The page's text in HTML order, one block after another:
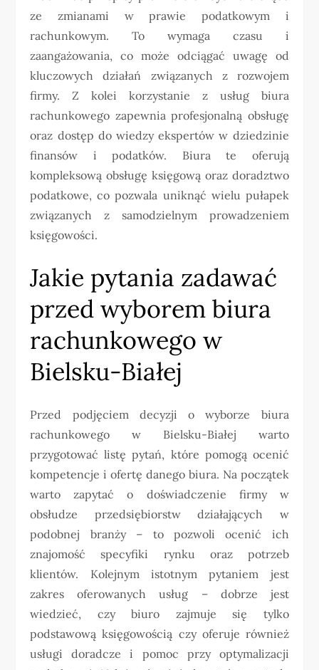
ze zmianami w prawie podatkowym i
rachunkowym. To wymaga czasu i
zaangażowania, co może odciągać uwagę od
kluczowych działań związanych z rozwojem
firmy. Z kolei korzystanie z usług biura
rachunkowego zapewnia profesjonalną obsługę
oraz dostęp do wiedzy ekspertów w dziedzinie
finansów i podatków. Biura te oferują
kompleksową obsługę księgową oraz doradztwo
podatkowe, co pozwala uniknąć wielu pułapek
związanych z samodzielnym prowadzeniem
księgowości.
Jakie pytania zadawać
przed wyborem biura
rachunkowego w
Bielsku-Białej
Przed podjęciem decyzji o wyborze biura
rachunkowego w Bielsku-Białej warto
przygotować listę pytań, które pomogą ocenić
kompetencje i ofertę danego biura. Na początek
warto zapytać o doświadczenie firmy w
obsłudze przedsiębiorstw działających w
podobnej branży – to pozwoli ocenić ich
znajomość specyfiki rynku oraz potrzeb
klientów. Kolejnym istotnym pytaniem jest
zakres oferowanych usług – dobrze jest
wiedzieć, czy biuro zajmuje się tylko
podstawową księgowością czy oferuje również
usługi doradcze i pomoc przy optymalizacji